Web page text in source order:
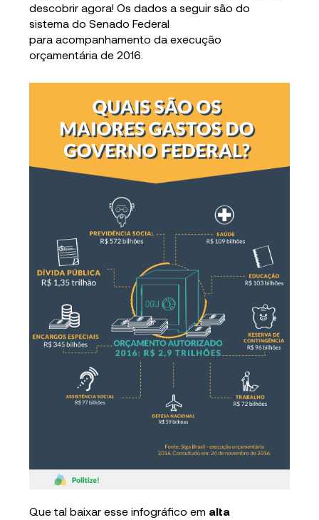
descobrir agora! Os dados a seguir são do
sistema do Senado Federal
para acompanhamento da execução
orçamentária de 2016.
Que tal baixar esse infográfico em alta